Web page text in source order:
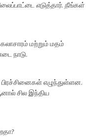
எடுத்தார். நீங்கள்
மற்றும் மதம்
நாடு.
எழுந்துள்ளன.
சில இந்திய